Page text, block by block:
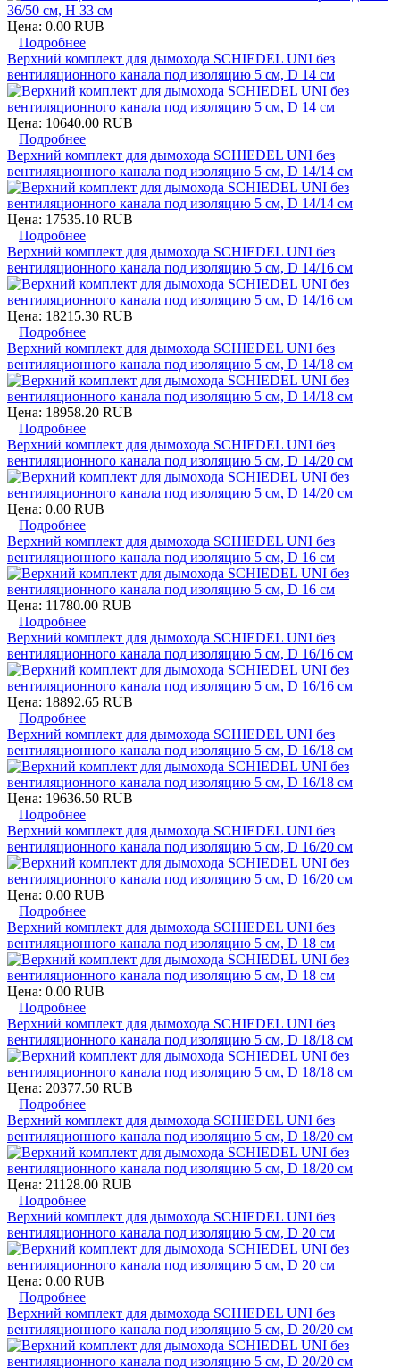
Цена: 0.00 RUB
Подробнее
Верхний комплект для дымохода SCHIEDEL UNI без
вентиляционного канала под изоляцию 5 см, D 14 см
Цена: 10640.00 RUB
Подробнее
Верхний комплект для дымохода SCHIEDEL UNI без
вентиляционного канала под изоляцию 5 см, D 14/14 см
Цена: 17535.10 RUB
Подробнее
Верхний комплект для дымохода SCHIEDEL UNI без
вентиляционного канала под изоляцию 5 см, D 14/16 см
Цена: 18215.30 RUB
Подробнее
Верхний комплект для дымохода SCHIEDEL UNI без
вентиляционного канала под изоляцию 5 см, D 14/18 см
Цена: 18958.20 RUB
Подробнее
Верхний комплект для дымохода SCHIEDEL UNI без
вентиляционного канала под изоляцию 5 см, D 14/20 см
Цена: 0.00 RUB
Подробнее
Верхний комплект для дымохода SCHIEDEL UNI без
вентиляционного канала под изоляцию 5 см, D 16 см
Цена: 11780.00 RUB
Подробнее
Верхний комплект для дымохода SCHIEDEL UNI без
вентиляционного канала под изоляцию 5 см, D 16/16 см
Цена: 18892.65 RUB
Подробнее
Верхний комплект для дымохода SCHIEDEL UNI без
вентиляционного канала под изоляцию 5 см, D 16/18 см
Цена: 19636.50 RUB
Подробнее
Верхний комплект для дымохода SCHIEDEL UNI без
вентиляционного канала под изоляцию 5 см, D 16/20 см
Цена: 0.00 RUB
Подробнее
Верхний комплект для дымохода SCHIEDEL UNI без
вентиляционного канала под изоляцию 5 см, D 18 см
Цена: 0.00 RUB
Подробнее
Верхний комплект для дымохода SCHIEDEL UNI без
вентиляционного канала под изоляцию 5 см, D 18/18 см
Цена: 20377.50 RUB
Подробнее
Верхний комплект для дымохода SCHIEDEL UNI без
вентиляционного канала под изоляцию 5 см, D 18/20 см
Цена: 21128.00 RUB
Подробнее
Верхний комплект для дымохода SCHIEDEL UNI без
вентиляционного канала под изоляцию 5 см, D 20 см
Цена: 0.00 RUB
Подробнее
Верхний комплект для дымохода SCHIEDEL UNI без
вентиляционного канала под изоляцию 5 см, D 20/20 см